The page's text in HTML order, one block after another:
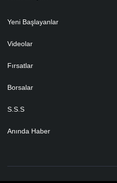
Yeni Başlayanlar
Videolar
Fırsatlar
Borsalar
S.S.S
Anında Haber